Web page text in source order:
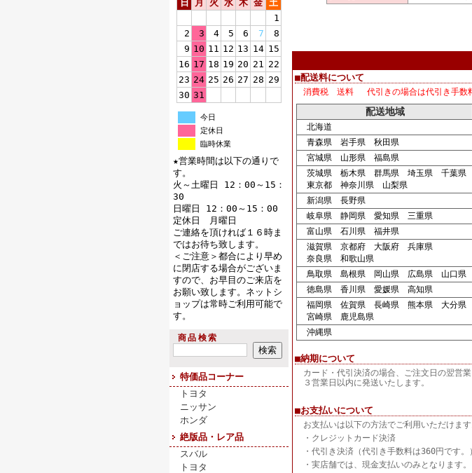
日
月 火 水 木 金 土
1
2
3 4 5 6 7
8
9 10 11 12 13 14 15
16 17 18 19 20 21 22
23 24 25 26 27 28 29
30 31
今日
定休日
臨時休業
★営業時間は以下の通りで
す。
火～土曜日 12：00～15：
30
日曜日 12：00～15：00
定休日 月曜日
ご連絡を頂ければ１６時ま
ではお待ち致します。
＜ご注意＞都合により早め
に閉店する場合がございま
すので、お早目のご来店を
お願い致します。ネットシ
ョップは常時ご利用可能で
す。
商品検索
特価品コーナー
トヨタ
ニッサン
ホンダ
絶版品・レア品
スバル
トヨタ
■配送料について
消費税 送料 代引きの場合は代引き手数
配送地域
北海道
青森県 岩手県 秋田県
宮城県 山形県 福島県
茨城県 栃木県 群馬県 埼玉県 千葉県
東京都 神奈川県 山梨県
新潟県 長野県
岐阜県 静岡県 愛知県 三重県
富山県 石川県 福井県
滋賀県 京都府 大阪府 兵庫県
奈良県 和歌山県
鳥取県 島根県 岡山県 広島県 山口県
徳島県 香川県 愛媛県 高知県
福岡県 佐賀県 長崎県 熊本県 大分県
宮崎県 鹿児島県
沖縄県
■納期について
カード・代引決済の場合、ご注文日の翌営
３営業日以内に発送いたします。
■お支払いについて
お支払いは以下の方法でご利用いただけます
・クレジットカード決済
・代引き決済（代引き手数料は360円です。）
・実店舗では、現金支払いのみとなります。